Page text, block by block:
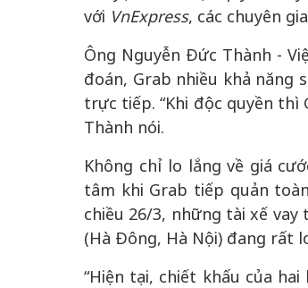
với VnExpress, các chuyên
Ông Nguyễn Đức Thành -
đoán, Grab nhiều khả năng
trực tiếp. “Khi độc quyền thì
Thành nói.
Không chỉ lo lắng về giá
tâm khi Grab tiếp quản
chiều 26/3, những tài xế vay
(Hà Đông, Hà Nội) đang rất
“Hiện tại, chiết khấu của